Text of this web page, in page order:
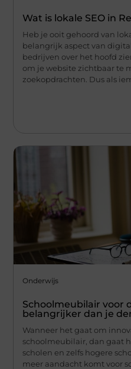
Wat is lokale SEO in
Heb je ooit gehoord van
belangrijk aspect van
bedrijven over het hoofd
om je website zichtbaar te
zoekopdrachten. Dus als
Onderwijs
Schoolmeubilair voor
belangrijker dan je
Wanneer het gaat om
schoolmeubilair, dan gaat
scholen en zelfs hogere
meer aandacht komt voor